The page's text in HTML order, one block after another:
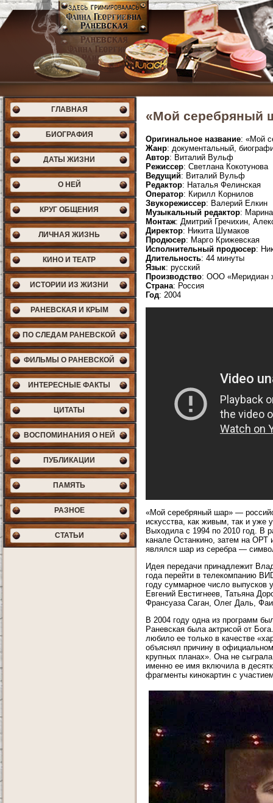
ГЛАВНАЯ
БИОГРАФИЯ
ДАТЫ ЖИЗНИ
О НЕЙ
КРУГ ОБЩЕНИЯ
ЛИЧНАЯ ЖИЗНЬ
КИНО И ТЕАТР
ИСТОРИИ ИЗ ЖИЗНИ
РАНЕВСКАЯ И КРЫМ
ПО СЛЕДАМ РАНЕВСКОЙ
ФИЛЬМЫ О РАНЕВСКОЙ
ИНТЕРЕСНЫЕ ФАКТЫ
ЦИТАТЫ
ВОСПОМИНАНИЯ О НЕЙ
ПУБЛИКАЦИИ
ПАМЯТЬ
РАЗНОЕ
СТАТЬИ
«Мой серебряный
Оригинальное название: «Мой
Жанр: документальный,
Автор: Виталий Вульф
Режиссер: Светлана Кокотунова
Ведущий: Виталий Вульф
Редактор: Наталья Фелинская
Оператор: Кирилл Корнилов
Звукорежиссер: Валерий Елкин
Музыкальный редактор:
Монтаж: Дмитрий Гречихин,
Директор: Никита Шумаков
Продюсер: Марго Крижевская
Исполнительный продюсер:
Длительность: 44 минуты
Язык: русский
Производство: ООО «Меридиан
Страна: Россия
Год: 2004
«Мой серебряный шар» —
искусства, как живым, так и
Выходила с 1994 по 2010 год. В
канале Останкино, затем на ОРТ
являлся шар из серебра —
Идея передачи принадлежит
года перейти в телекомпанию
году суммарное число выпусков
Евгений Евстигнеев, Татьяна
Франсуаза Саган, Олег Даль,
В 2004 году одна из программ
Раневская была актрисой от
любило ее только в качестве
объяснял причину в
крупных планах». Она не
именно ее имя включила в
фрагменты кинокартин с